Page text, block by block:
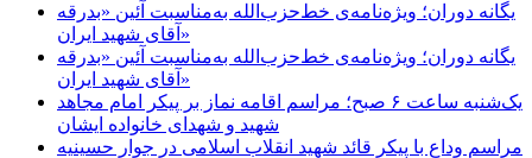
یگانه دوران؛ ویژه‌نامه‌ی خط‌حزب‌الله به‌مناسبت آئین «بدرقه
آقای شهید ایران»
یگانه دوران؛ ویژه‌نامه‌ی خط‌حزب‌الله به‌مناسبت آئین «بدرقه
آقای شهید ایران»
یک‌شنبه ساعت ۶ صبح؛ مراسم اقامه نماز بر پیکر امام مجاهد
شهید و شهدای خانواده ایشان
مراسم وداع با پیکر قائد شهید انقلاب اسلامی در جوار حسینیه